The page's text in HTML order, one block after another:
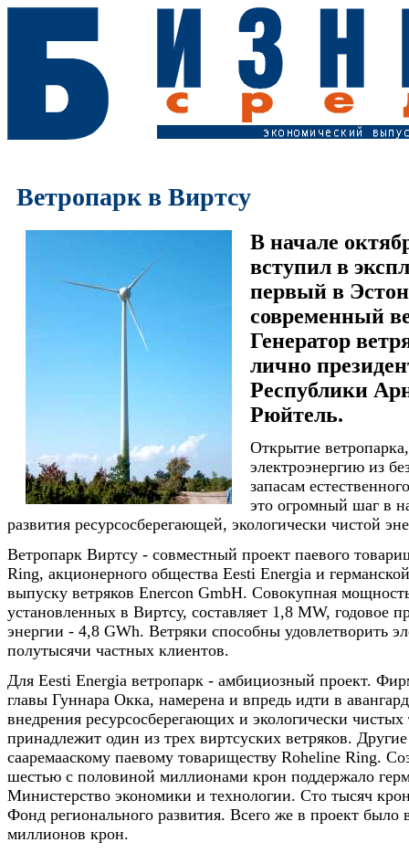
Ветропарк в Виртсу
В начале
вступил в
первый в
современный
Генератор
лично
Республики
Рюйтель.
Открытие
электроэнергию из
запасам
это огромный шаг в
развития ресурсосберегающей, экологически чистой
Ветропарк Виртсу - совместный проект паевого
Ring, акционерного общества Eesti Energia и
выпуску ветряков Enercon GmbH. Совокупная
установленных в Виртсу, составляет 1,8 MW, годовое
энергии - 4,8 GWh. Ветряки способны удовлетворить
полутысячи частных клиентов.
Для Eesti Energia ветропарк - амбициозный проект.
главы Гуннара Окка, намерена и впредь идти в
внедрения ресурсосберегающих и экологически
принадлежит один из трех виртсуских ветряков.
сааремааскому паевому товариществу Roheline Ring.
шестью с половиной миллионами крон поддержало
Министерство экономики и технологии. Сто тысяч
Фонд регионального развития. Всего же в проект было
миллионов крон.